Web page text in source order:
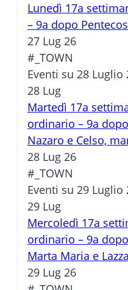
Lunedì 17a
– 9a dopo
27 Lug 26
#_TOWN
Eventi su 28 Luglio
28 Lug
Martedì 17a
ordinario – 9a
Nazaro e Celso,
28 Lug 26
#_TOWN
Eventi su 29 Luglio
29 Lug
Mercoledì 17a
ordinario – 9a
Marta Maria e
29 Lug 26